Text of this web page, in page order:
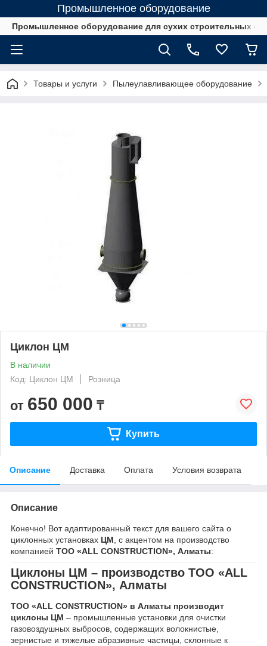
Промышленное оборудование
Промышленное оборудование для сухих строительных
Товары и услуги Пылеулавливающее оборудование
Циклон ЦМ
В наличии
Код: Циклон ЦМ
Розница
от 650 000 ₸
Купить
Описание Доставка Оплата Условия возврата
Описание
Конечно! Вот адаптированный текст для вашего сайта о
циклонных установках ЦМ , с акцентом на производство
компанией ТОО «ALL CONSTRUCTION», Алматы:
Циклоны ЦМ – производство ТОО «ALL
CONSTRUCTION», Алматы
ТОО «ALL CONSTRUCTION» в Алматы производит
циклоны ЦМ – промышленные установки для очистки
газовоздушных выбросов, содержащих волокнистые,
зернистые и тяжелые абразивные частицы, склонные к